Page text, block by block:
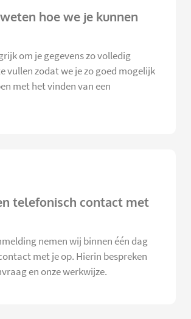
hoe we je kunnen
om je gegevens zo volledig
vullen zodat we je zo goed mogelijk
met het vinden van een
telefonisch contact met
nemen wij binnen één dag
met je op. Hierin bespreken
en onze werkwijze.